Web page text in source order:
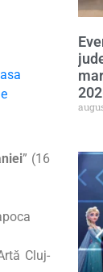
” (16
Cluj-